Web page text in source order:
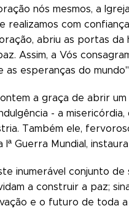
nós mesmos, a
realizamos com
abriu as portas da
Assim, a Vós
as esperanças do
a graça de abrir
- a
Também ele,
Guerra Mundial,
inumerável conjunto de
a construir a paz;
e o futuro de toda a